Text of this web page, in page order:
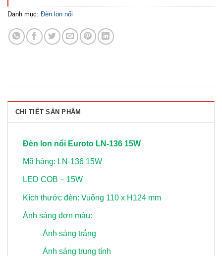
Danh mục: Đèn lon nổi
CHI TIẾT SẢN PHẨM
Đèn lon nổi Euroto LN-136 15W
Mã hàng: LN-136 15W
LED COB – 15W
Kích thước đèn: Vuông 110 x H124 mm
Ánh sáng đơn màu:
Ánh sáng trắng
Ánh sáng trung tính